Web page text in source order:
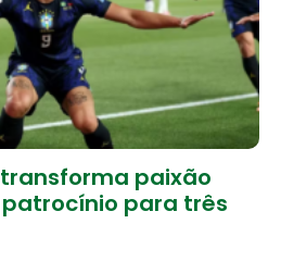
paixão
para três